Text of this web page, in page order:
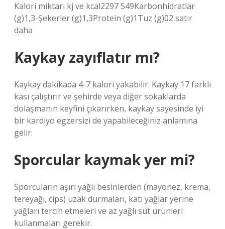
Kalori miktarı kj ve kcal2297 549Karbonhidratlar
(g)1,3-Şekerler (g)1,3Protein (g)1Tuz (g)02 satır
daha
Kaykay zayıflatır mı?
Kaykay dakikada 4-7 kalori yakabilir. Kaykay 17 farklı
kası çalıştırır ve şehirde veya diğer sokaklarda
dolaşmanın keyfini çıkarırken, kaykay sayesinde iyi
bir kardiyo egzersizi de yapabileceğiniz anlamına
gelir.
Sporcular kaymak yer mi?
Sporcuların aşırı yağlı besinlerden (mayonez, krema,
tereyağı, cips) uzak durmaları, katı yağlar yerine
yağları tercih etmeleri ve az yağlı süt ürünleri
kullanmaları gerekir.